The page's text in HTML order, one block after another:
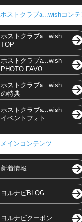
ホストクラブa...wishコンテ
ホストクラブa...wish
TOP
ホストクラブa...wish
PHOTO FAVO
ホストクラブa...wish
の特典
ホストクラブa...wish
イベントフォト
メインコンテンツ
新着情報
ヨルナビBLOG
ヨルナビクーポン